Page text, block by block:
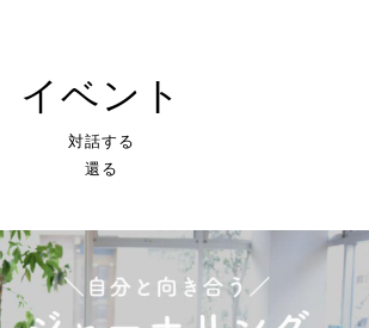
イベント
対話する
還る